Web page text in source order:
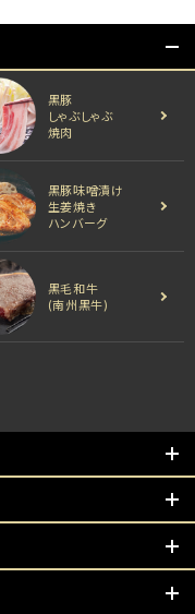
黒豚
しゃぶしゃぶ
焼肉
黒豚味噌漬け
生姜焼き
ハンバーグ
黒毛和牛
(南州黒牛)